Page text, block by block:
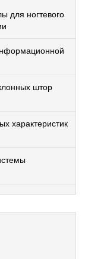
для ногтевого
штор
характеристик